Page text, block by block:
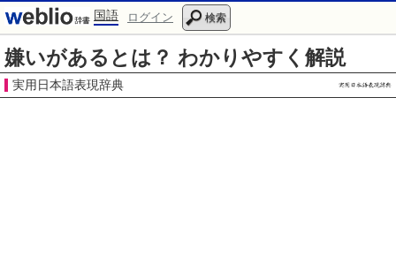
国語 ログイン 検索
嫌いがあるとは？ わかりやすく解説
実用日本語表現辞典